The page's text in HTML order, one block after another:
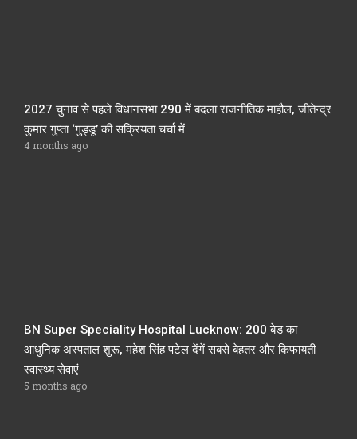
2027 चुनाव से पहले विधानसभा 290 में बदला राजनीतिक माहौल, जीतेन्द्र
कुमार गुप्ता ‘गुड्डू’ की सक्रियता चर्चा में
4 months ago
BN Super Speciality Hospital Lucknow: 200 बेड का
आधुनिक अस्पताल शुरू, महेश सिंह पटेल देंगें सबसे बेहतर और किफायती
स्वास्थ्य सेवाएं
5 months ago